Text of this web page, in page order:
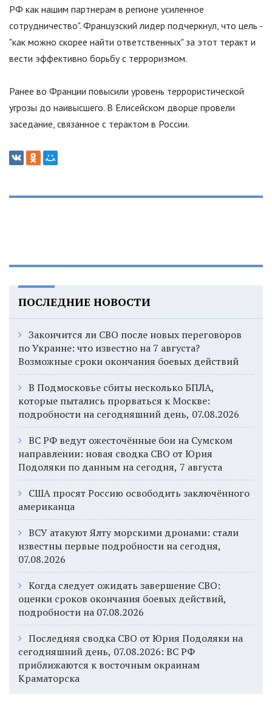
РФ как нашим партнерам в регионе усиленное
сотрудничество". Французский лидер подчеркнул, что цель -
"как можно скорее найти ответственных" за этот теракт и
вести эффективно борьбу с терроризмом.
Ранее во Франции повысили уровень террористической
угрозы до наивысшего. В Елисейском дворце провели
заседание, связанное с терактом в России.
ПОСЛЕДНИЕ НОВОСТИ
Закончится ли СВО после новых переговоров
по Украине: что известно на 7 августа?
Возможные сроки окончания боевых действий
В Подмосковье сбиты несколько БПЛА,
которые пытались прорваться к Москве:
подробности на сегодняшний день, 07.08.2026
ВС РФ ведут ожесточённые бои на Сумском
направлении: новая сводка СВО от Юрия
Подоляки по данным на сегодня, 7 августа
США просят Россию освободить заключённого
американца
ВСУ атакуют Ялту морскими дронами: стали
известны первые подробности на сегодня,
07.08.2026
Когда следует ожидать завершение СВО:
оценки сроков окончания боевых действий,
подробности на 07.08.2026
Последняя сводка СВО от Юрия Подоляки на
сегодняшний день, 07.08.2026: ВС РФ
приближаются к восточным окраинам
Краматорска